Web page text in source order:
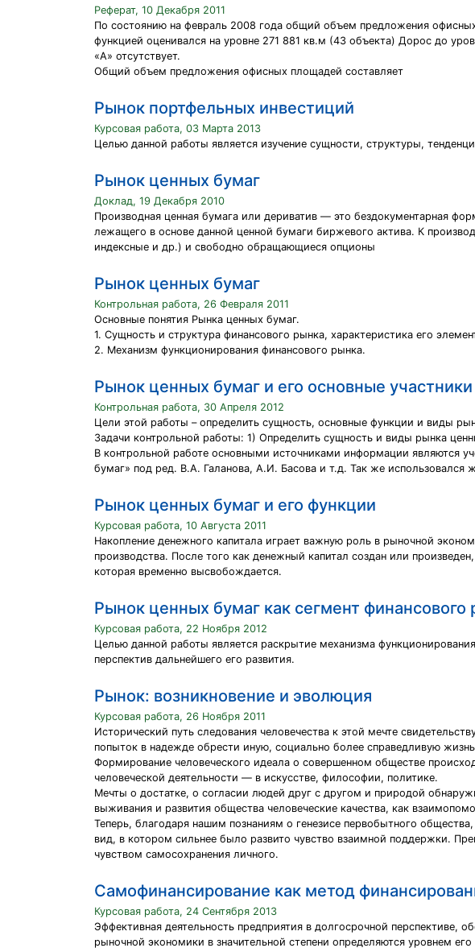
Реферат, 10 Декабря 2011
По состоянию на февраль 2008 года общий объем предложения
функцией оценивался на уровне 271 881 кв.м (43 объекта) Дорос до
«A» отсутствует.
Общий объем предложения офисных площадей составляет
Рынок портфельных инвестиций
Курсовая работа, 03 Марта 2013
Целью данной работы является изучение сущности, структуры,
Рынок ценных бумаг
Доклад, 19 Декабря 2010
Производная ценная бумага или дериватив — это бездокументарная
лежащего в основе данной ценной бумаги биржевого актива. К
индексные и др.) и свободно обращающиеся опционы
Рынок ценных бумаг
Контрольная работа, 26 Февраля 2011
Основные понятия Рынка ценных бумаг.
1. Сущность и структура финансового рынка, характеристика его
2. Механизм функционирования финансового рынка.
Рынок ценных бумаг и его основные участники
Контрольная работа, 30 Апреля 2012
Цели этой работы – определить сущность, основные функции и виды
Задачи контрольной работы: 1) Определить сущность и виды рынка
В контрольной работе основными источниками информации являются
бумаг» под ред. В.А. Галанова, А.И. Басова и т.д. Так же использовался
Рынок ценных бумаг и его функции
Курсовая работа, 10 Августа 2011
Накопление денежного капитала играет важную роль в рыночной
производства. После того как денежный капитал создан или
которая временно высвобождается.
Рынок ценных бумаг как сегмент финансового
Курсовая работа, 22 Ноября 2012
Целью данной работы является раскрытие механизма
перспектив дальнейшего его развития.
Рынок: возникновение и эволюция
Курсовая работа, 26 Ноября 2011
Исторический путь следования человечества к этой мечте
попыток в надежде обрести иную, социально более справедливую
Формирование человеческого идеала о совершенном обществе
человеческой деятельности — в искусстве, философии, политике.
Мечты о достатке, о согласии людей друг с другом и природой
выживания и развития общества человеческие качества, как
Теперь, благодаря нашим познаниям о генезисе первобытного
вид, в котором сильнее было развито чувство взаимной поддержки.
чувством самосохранения личного.
Самофинансирование как метод
Курсовая работа, 24 Сентября 2013
Эффективная деятельность предприятия в долгосрочной перспективе,
рыночной экономики в значительной степени определяются уровнем